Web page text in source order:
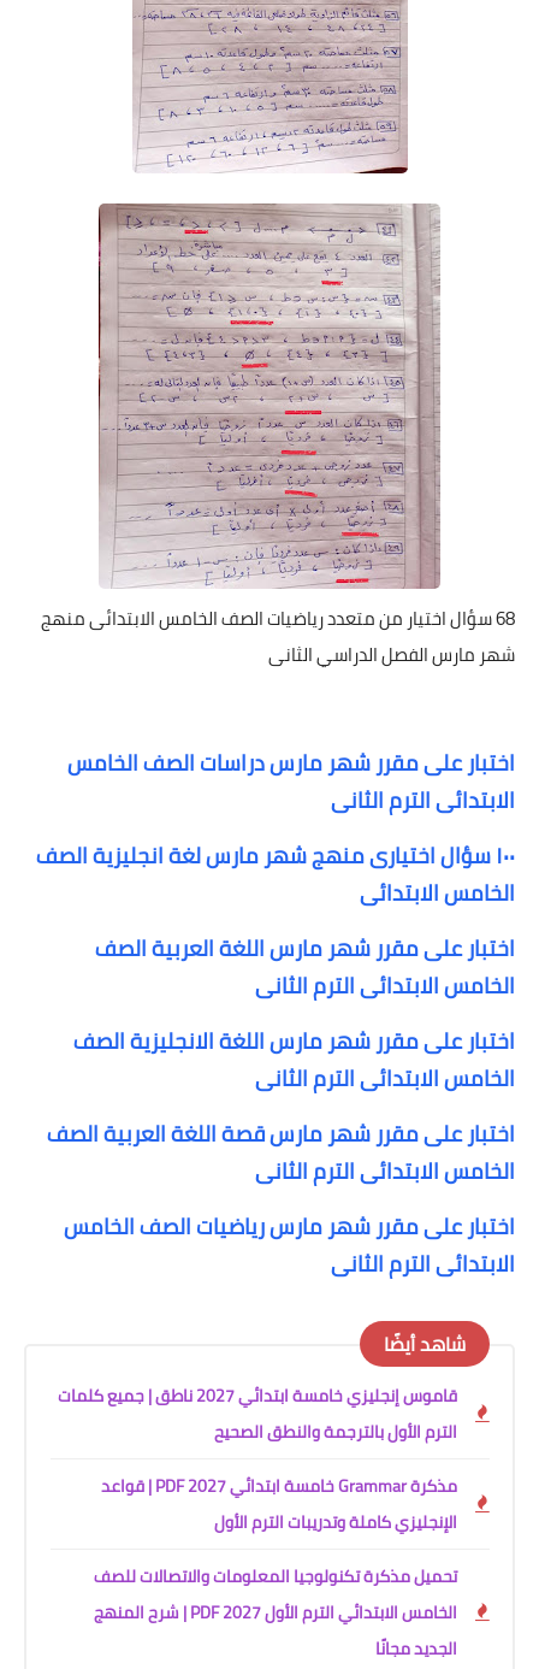
68 سؤال اختيار من متعدد رياضيات الصف الخامس الابتدائى منهج
شهر مارس الفصل الدراسي الثانى
اختبار على مقرر شهر مارس دراسات الصف الخامس
الابتدائى الترم الثانى
١٠٠ سؤال اختيارى منهج شهر مارس لغة انجليزية الصف
الخامس الابتدائى
اختبار على مقرر شهر مارس اللغة العربية الصف
الخامس الابتدائى الترم الثانى
اختبار على مقرر شهر مارس اللغة الانجليزية الصف
الخامس الابتدائى الترم الثانى
اختبار على مقرر شهر مارس قصة اللغة العربية الصف
الخامس الابتدائى الترم الثانى
اختبار على مقرر شهر مارس رياضيات الصف الخامس
الابتدائى الترم الثانى
شاهد أيضًا
قاموس إنجليزي خامسة ابتدائي 2027 ناطق | جميع كلمات
الترم الأول بالترجمة والنطق الصحيح
مذكرة Grammar خامسة ابتدائي 2027 PDF | قواعد
الإنجليزي كاملة وتدريبات الترم الأول
تحميل مذكرة تكنولوجيا المعلومات والاتصالات للصف
الخامس الابتدائي الترم الأول 2027 PDF | شرح المنهج
الجديد مجانًا